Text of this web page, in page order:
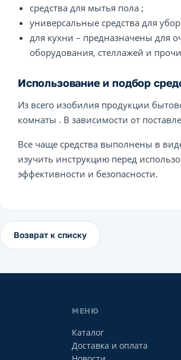
средства для мытья пола ;
универсальные средства для
для кухни – предназначены для
оборудования, стеллажей и
Использование и подбор
Из всего изобилия продукции
комнаты . В зависимости от
Все чаще средства выполнены в
изучить инструкцию перед
эффективности и безопасности.
Возврат к списку
МЕНЮ
Каталог
Доставка и оплата